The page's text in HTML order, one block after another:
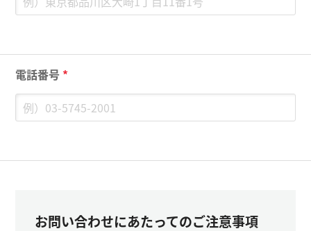
電話番号 *
お問い合わせにあたってのご注意事項